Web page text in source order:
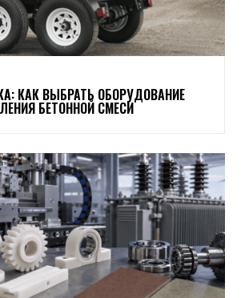
КАК ВЫБРАТЬ ОБОРУДОВАНИЕ
БЕТОННОЙ СМЕСИ